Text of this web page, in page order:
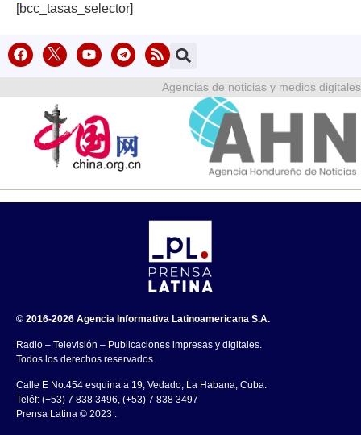
[bcc_tasas_selector]
Agencias de noticias y medios digitales
© 2016-2026 Agencia Informativa Latinoamericana S.A.
Radio – Televisión – Publicaciones impresas y digitales.
Todos los derechos reservados.
Calle E No.454 esquina a 19, Vedado, La Habana, Cuba.
Teléf: (+53) 7 838 3496, (+53) 7 838 3497
Prensa Latina © 2023 .